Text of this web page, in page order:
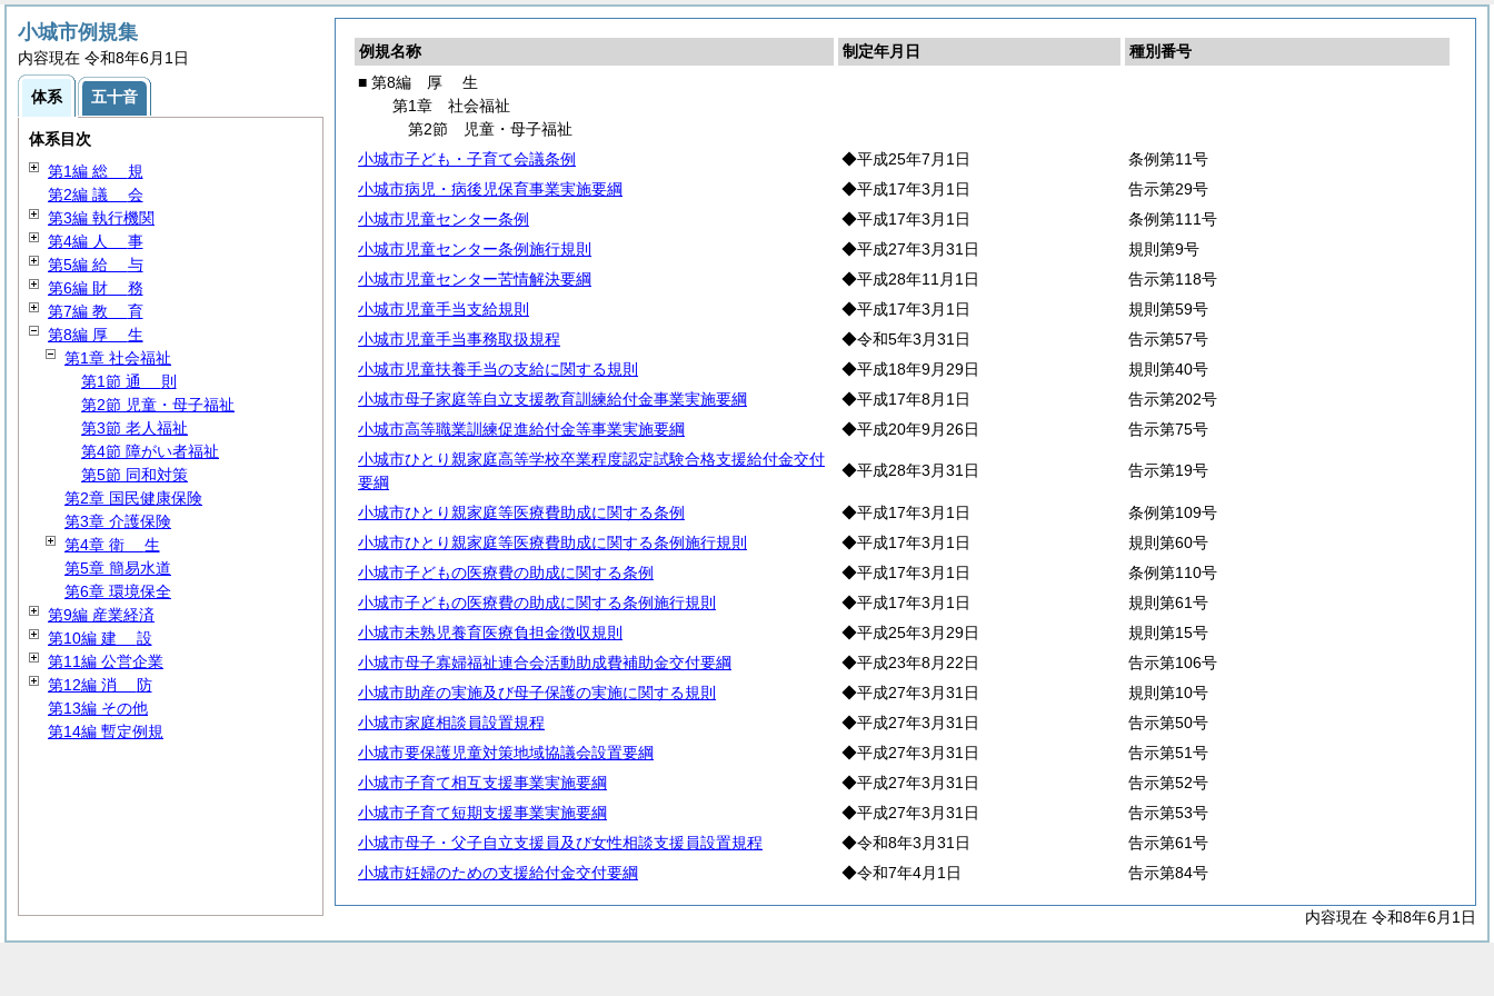
例規名称 制定年月日
種別番号
■ 第8編 厚 生
第1章 社会福祉
第2節 児童・母子福祉
小城市子ども・子育て会議条例
◆平成25年7月1日
条例第11号
小城市病児・病後児保育事業実施要綱
◆平成17年3月1日
告示第29号
小城市児童センター条例
◆平成17年3月1日
条例第111号
小城市児童センター条例施行規則
◆平成27年3月31日
規則第9号
小城市児童センター苦情解決要綱
◆平成28年11月1日
告示第118号
小城市児童手当支給規則
◆平成17年3月1日
規則第59号
小城市児童手当事務取扱規程
◆令和5年3月31日
告示第57号
小城市児童扶養手当の支給に関する規則
◆平成18年9月29日
規則第40号
小城市母子家庭等自立支援教育訓練給付金事業実施要綱
◆平成17年8月1日
告示第202号
小城市高等職業訓練促進給付金等事業実施要綱
◆平成20年9月26日
告示第75号
小城市ひとり親家庭高等学校卒業程度認定試験合格支援給付金交付
要綱
◆平成28年3月31日 告示第19号
小城市ひとり親家庭等医療費助成に関する条例 ◆平成17年3月1日
条例第109号
小城市ひとり親家庭等医療費助成に関する条例施行規則
◆平成17年3月1日
規則第60号
小城市子どもの医療費の助成に関する条例
◆平成17年3月1日
条例第110号
小城市子どもの医療費の助成に関する条例施行規則
◆平成17年3月1日
規則第61号
小城市未熟児養育医療負担金徴収規則
◆平成25年3月29日
規則第15号
小城市母子寡婦福祉連合会活動助成費補助金交付要綱
◆平成23年8月22日
告示第106号
小城市助産の実施及び母子保護の実施に関する規則
◆平成27年3月31日
規則第10号
小城市家庭相談員設置規程
◆平成27年3月31日
告示第50号
小城市要保護児童対策地域協議会設置要綱
◆平成27年3月31日
告示第51号
小城市子育て相互支援事業実施要綱
◆平成27年3月31日
告示第52号
小城市子育て短期支援事業実施要綱
◆平成27年3月31日
告示第53号
小城市母子・父子自立支援員及び女性相談支援員設置規程
◆令和8年3月31日
告示第61号
小城市妊婦のための支援給付金交付要綱
◆令和7年4月1日 告示第84号
内容現在 令和8年6月1日
小城市例規集
内容現在 令和8年6月1日
体系 五十音
体系目次
第1編 総 規
第2編 議 会
第3編 執行機関
第4編 人 事
第5編 給 与
第6編 財 務
第7編 教 育
第8編 厚 生
第1章 社会福祉
第1節 通 則
第2節 児童・母子福祉
第3節 老人福祉
第4節 障がい者福祉
第5節 同和対策
第2章 国民健康保険
第3章 介護保険
第4章 衛 生
第5章 簡易水道
第6章 環境保全
第9編 産業経済
第10編 建 設
第11編 公営企業
第12編 消 防
第13編 その他
第14編 暫定例規